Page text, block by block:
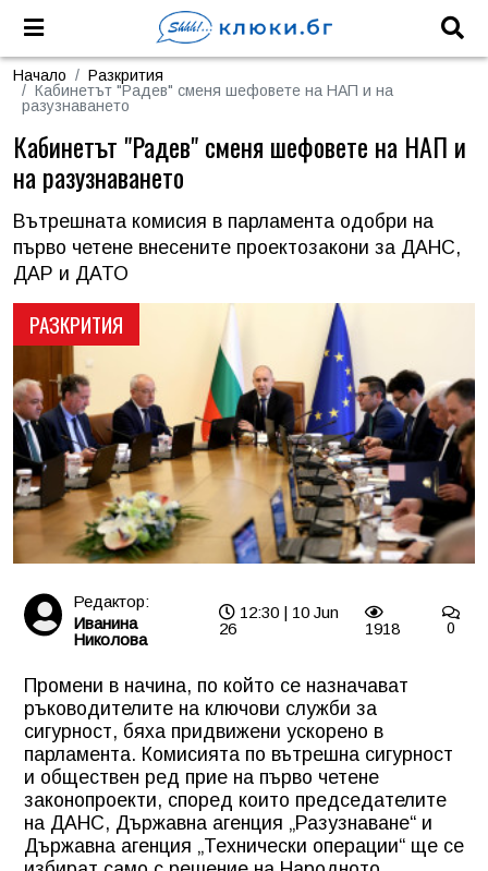
Начало
Разкрития
Кабинетът "Радев" сменя шефовете на НАП и на
разузнаването
РАЗКРИТИЯ
Кабинетът "Радев" сменя шефовете на НАП и
на разузнаването
Вътрешната комисия в парламента одобри на
първо четене внесените проектозакони за ДАНС,
ДАР и ДАТО
Редактор:
Иванина
Николова
12:30 | 10 Jun
26
1918 0
Промени в начина, по който се назначават
ръководителите на ключови служби за
сигурност, бяха придвижени ускорено в
парламента. Комисията по вътрешна сигурност
и обществен ред прие на първо четене
законопроекти, според които председателите
на ДАНС, Държавна агенция „Разузнаване“ и
Държавна агенция „Технически операции“ ще се